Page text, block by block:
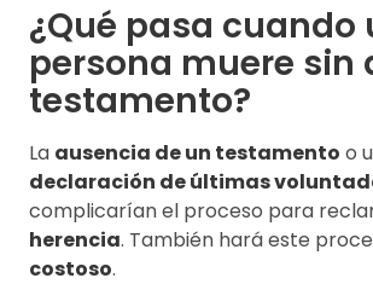
¿Qué pasa cuando
persona muere sin
testamento?
La ausencia de un testamento o
declaración de últimas
complicarían el proceso para
herencia. También hará este
costoso.